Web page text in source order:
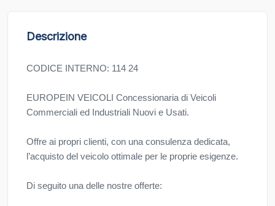
Descrizione
CODICE INTERNO: 114 24
EUROPEIN VEICOLI Concessionaria di Veicoli
Commerciali ed Industriali Nuovi e Usati.
Offre ai propri clienti, con una consulenza dedicata,
l’acquisto del veicolo ottimale per le proprie esigenze.
Di seguito una delle nostre offerte: